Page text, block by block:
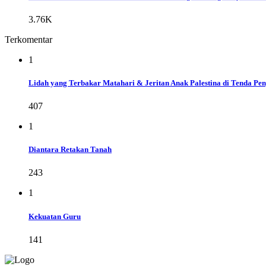
3.76K
Terkomentar
1
Lidah yang Terbakar Matahari & Jeritan Anak Palestina di Tenda
407
1
Diantara Retakan Tanah
243
1
Kekuatan Guru
141